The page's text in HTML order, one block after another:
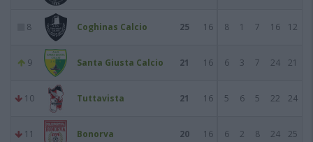
8 Coghinas Calcio 25 16 8 1 7 16 12
9 Santa Giusta Calcio 21 16 6 3 7 24 21
10 Tuttavista 21 16 5 6 5 22 24
11 Bonorva 20 16 6 2 8 24 25